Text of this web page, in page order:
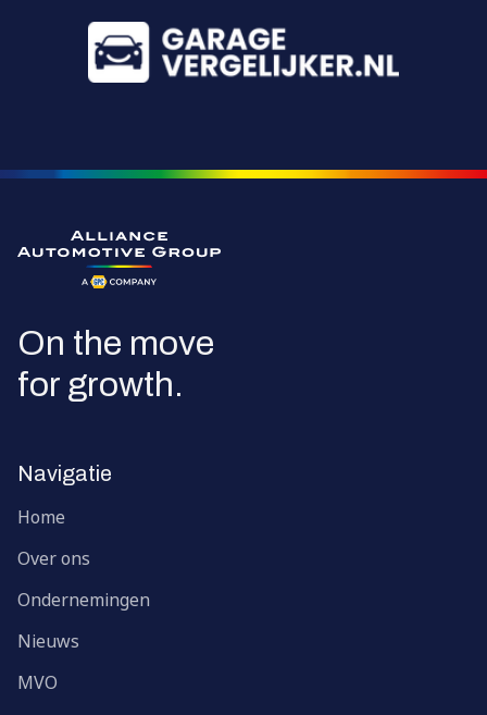
On the move
for growth.
Navigatie
Home
Over ons
Ondernemingen
Nieuws
MVO